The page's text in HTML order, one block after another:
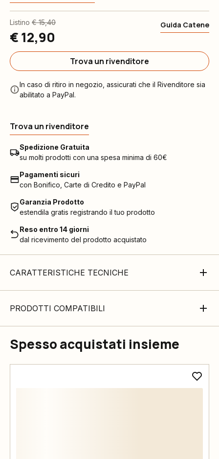
Listino € 15,40
€ 12,90
Guida Catene
Trova un rivenditore
In caso di ritiro in negozio, assicurati che il Rivenditore sia
abilitato a PayPal.
Trova un rivenditore
Spedizione Gratuita
su molti prodotti con una spesa minima di 60€
Pagamenti sicuri
con Bonifico, Carte di Credito e PayPal
Garanzia Prodotto
estendila gratis registrando il tuo prodotto
Reso entro 14 giorni
dal ricevimento del prodotto acquistato
CARATTERISTICHE TECNICHE
PRODOTTI COMPATIBILI
Spesso acquistati insieme